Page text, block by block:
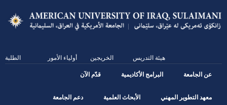
main
content
الطلبة أولياء الأمور الخريجين هيئة التدريس
عن الجامعة البرامج الأكاديمية قدّم الآن
معهد التطوير المهني الأبحاث العلمية دعم الجامعة